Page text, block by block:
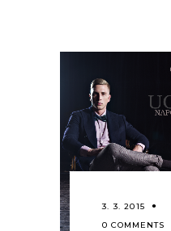
3. 3. 2015
0 COMMENTS